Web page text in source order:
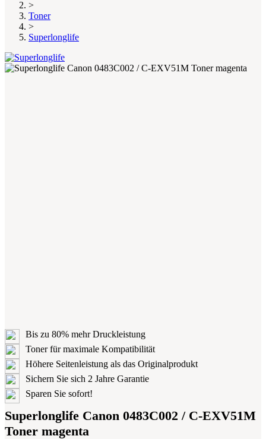
>
Toner
>
Superlonglife
Bis zu 80% mehr Druckleistung
Toner für maximale Kompatibilität
Höhere Seitenleistung als das Originalprodukt
Sichern Sie sich 2 Jahre Garantie
Sparen Sie sofort!
Superlonglife Canon 0483C002 / C-EXV51M
Toner magenta